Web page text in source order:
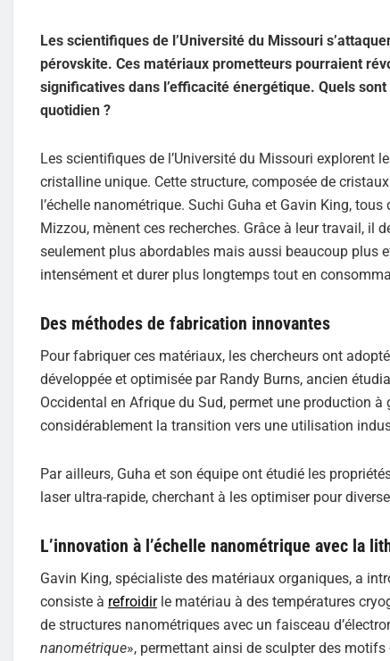
Les scientifiques de l’Université du Missouri
pérovskite. Ces matériaux prometteurs pourraient
significatives dans l’efficacité énergétique. Quels
quotidien ?
Les scientifiques de l’Université du Missouri explorent
cristalline unique. Cette structure, composée de
l’échelle nanométrique. Suchi Guha et Gavin King,
Mizzou, mènent ces recherches. Grâce à leur travail, il
seulement plus abordables mais aussi beaucoup plus
intensément et durer plus longtemps tout en
Des méthodes de fabrication innovantes
Pour fabriquer ces matériaux, les chercheurs ont
développée et optimisée par Randy Burns, ancien
Occidental en Afrique du Sud, permet une production à
considérablement la transition vers une utilisation
Par ailleurs, Guha et son équipe ont étudié les
laser ultra-rapide, cherchant à les optimiser pour
L’innovation à l’échelle nanométrique avec la
Gavin King, spécialiste des matériaux organiques, a
consiste à refroidirle matériau à des températures
de structures nanométriques avec un faisceau
nanométrique», permettant ainsi de sculpter des